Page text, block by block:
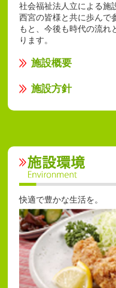
社会福祉法人立による施
西宮の皆様と共に歩んで
もと、今後も時代の流れ
ります。
施設概要
施設方針
快適で豊かな生活を。